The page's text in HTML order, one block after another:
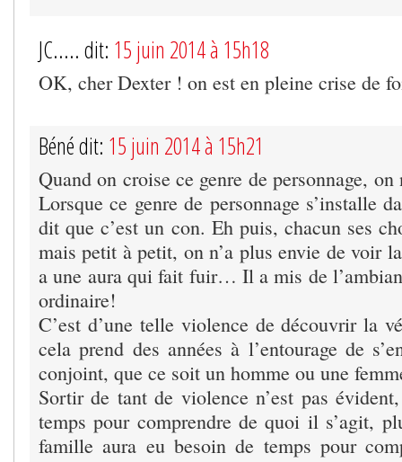
JC..... dit: 15 juin 2014 à 15h18
OK, cher Dexter ! on est en pleine crise de
Béné dit: 15 juin 2014 à 15h21
Quand on croise ce genre de personnage, on
Lorsque ce genre de personnage s’installe
dit que c’est un con. Eh puis, chacun ses
mais petit à petit, on n’a plus envie de voir
a une aura qui fait fuir… Il a mis de
ordinaire!
C’est d’une telle violence de découvrir la
cela prend des années à l’entourage de
conjoint, que ce soit un homme ou une
Sortir de tant de violence n’est pas
temps pour comprendre de quoi il s’agit,
famille aura eu besoin de temps pour